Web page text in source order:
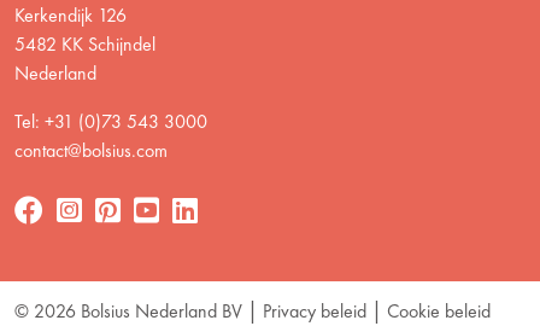
Kerkendijk 126
5482 KK Schijndel
Nederland
Tel: +31 (0)73 543 3000
contact@bolsius.com
© 2026 Bolsius Nederland BV Privacy beleid Cookie beleid